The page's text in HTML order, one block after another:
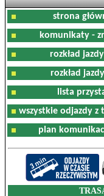
strona
komunikaty -
rozkład
rozkład
lista
wszystkie odjazdy z
plan